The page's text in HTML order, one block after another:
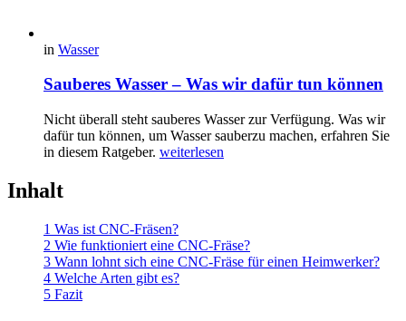
in Wasser
Sauberes Wasser – Was wir dafür tun können
Nicht überall steht sauberes Wasser zur Verfügung. Was wir
dafür tun können, um Wasser sauberzu machen, erfahren Sie
in diesem Ratgeber. weiterlesen
Inhalt
1 Was ist CNC-Fräsen?
2 Wie funktioniert eine CNC-Fräse?
3 Wann lohnt sich eine CNC-Fräse für einen Heimwerker?
4 Welche Arten gibt es?
5 Fazit